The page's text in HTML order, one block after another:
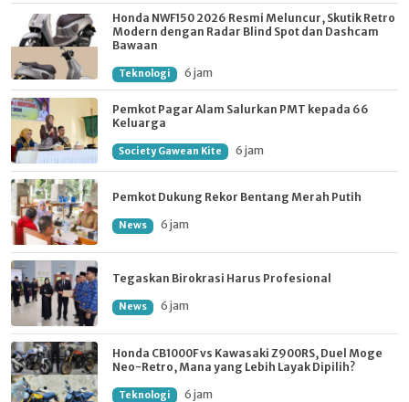
Honda NWF150 2026 Resmi Meluncur, Skutik Retro
Modern dengan Radar Blind Spot dan Dashcam
Bawaan
Teknologi 6 jam
Pemkot Pagar Alam Salurkan PMT kepada 66
Keluarga
Society Gawean Kite 6 jam
Pemkot Dukung Rekor Bentang Merah Putih
News 6 jam
Tegaskan Birokrasi Harus Profesional
News 6 jam
Honda CB1000F vs Kawasaki Z900RS, Duel Moge
Neo-Retro, Mana yang Lebih Layak Dipilih?
Teknologi 6 jam